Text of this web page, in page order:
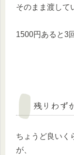
そのまま渡して
1500円あると3
残りわず
ちょうど良いく
が、